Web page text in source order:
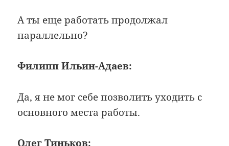
А ты еще работать продолжал
параллельно?
Филипп Ильин-Адаев:
Да, я не мог себе позволить уходить с
основного места работы.
Олег Тиньков: